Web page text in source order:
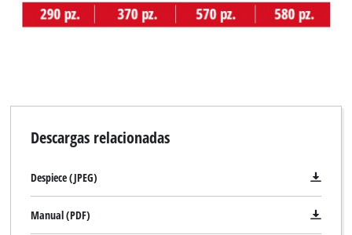
Descargas relacionadas
Despiece (JPEG)
Manual (PDF)